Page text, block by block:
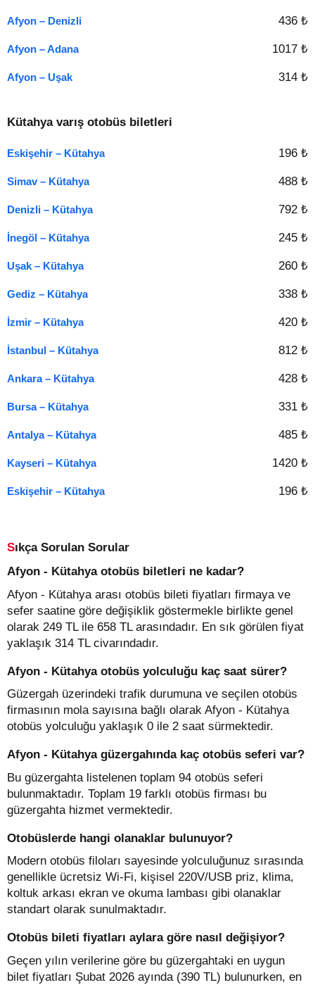
Afyon – Denizli 436 ₺
Afyon – Adana 1017 ₺
Afyon – Uşak 314 ₺
Kütahya varış otobüs biletleri
Eskişehir – Kütahya 196 ₺
Simav – Kütahya 488 ₺
Denizli – Kütahya 792 ₺
İnegöl – Kütahya 245 ₺
Uşak – Kütahya 260 ₺
Gediz – Kütahya 338 ₺
İzmir – Kütahya 420 ₺
İstanbul – Kütahya 812 ₺
Ankara – Kütahya 428 ₺
Bursa – Kütahya 331 ₺
Antalya – Kütahya 485 ₺
Kayseri – Kütahya 1420 ₺
Eskişehir – Kütahya 196 ₺
Sıkça Sorulan Sorular
Afyon - Kütahya otobüs biletleri ne kadar?
Afyon - Kütahya arası otobüs bileti fiyatları firmaya ve
sefer saatine göre değişiklik göstermekle birlikte genel
olarak 249 TL ile 658 TL arasındadır. En sık görülen fiyat
yaklaşık 314 TL civarındadır.
Afyon - Kütahya otobüs yolculuğu kaç saat sürer?
Güzergah üzerindeki trafik durumuna ve seçilen otobüs
firmasının mola sayısına bağlı olarak Afyon - Kütahya
otobüs yolculuğu yaklaşık 0 ile 2 saat sürmektedir.
Afyon - Kütahya güzergahında kaç otobüs seferi var?
Bu güzergahta listelenen toplam 94 otobüs seferi
bulunmaktadır. Toplam 19 farklı otobüs firması bu
güzergahta hizmet vermektedir.
Otobüslerde hangi olanaklar bulunuyor?
Modern otobüs filoları sayesinde yolculuğunuz sırasında
genellikle ücretsiz Wi-Fi, kişisel 220V/USB priz, klima,
koltuk arkası ekran ve okuma lambası gibi olanaklar
standart olarak sunulmaktadır.
Otobüs bileti fiyatları aylara göre nasıl değişiyor?
Geçen yılın verilerine göre bu güzergahtaki en uygun
bilet fiyatları Şubat 2026 ayında (390 TL) bulunurken, en